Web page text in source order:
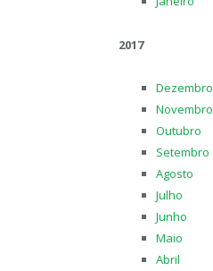
2017
Dezembro
Novembro
Outubro
Setembro
Agosto
Julho
Junho
Maio
Abril